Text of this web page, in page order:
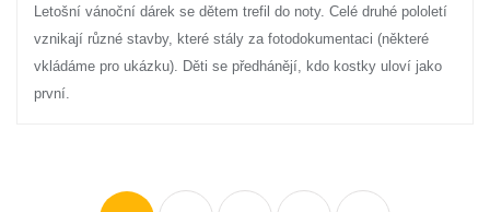
Letošní vánoční dárek se dětem trefil do noty. Celé druhé pololetí
vznikají různé stavby, které stály za fotodokumentaci (některé
vkládáme pro ukázku). Děti se předhánějí, kdo kostky uloví jako
první.